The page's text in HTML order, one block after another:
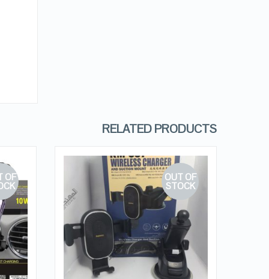
RELATED PRODUCTS
OUT OF
STOCK
QUICK LOOK
VIEW DETAILS
OF